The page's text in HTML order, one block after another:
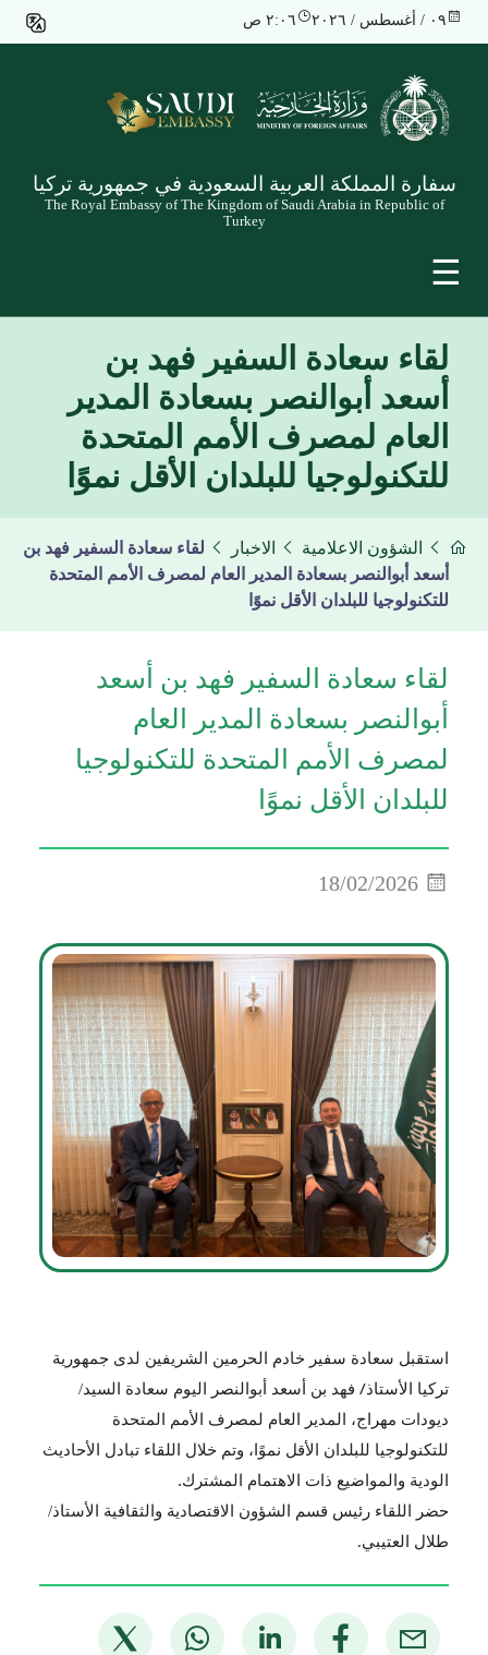
٠٩ / أغسطس / ٢٠٢٦ ٢:٠٦ ص
سفارة المملكة العربية السعودية في جمهورية تركيا
The Royal Embassy of The Kingdom of Saudi Arabia in Republic of
Turkey
☰
لقاء سعادة السفير فهد بن
أسعد أبوالنصر بسعادة المدير
العام لمصرف الأمم المتحدة
للتكنولوجيا للبلدان الأقل نموًا
الشؤون الاعلامية الاخبار
لقاء سعادة السفير فهد بن
أسعد أبوالنصر بسعادة المدير العام لمصرف الأمم المتحدة
للتكنولوجيا للبلدان الأقل نموًا
استقبل سعادة سفير خادم الحرمين الشريفين لدى جمهورية
تركيا الأستاذ/ فهد بن أسعد أبوالنصر اليوم سعادة السيد/
ديودات مهراج، المدير العام لمصرف الأمم المتحدة
للتكنولوجيا للبلدان الأقل نموًا، وتم خلال اللقاء تبادل الأحاديث
الودية والمواضيع ذات الاهتمام المشترك.
‏حضر اللقاء رئيس قسم الشؤون الاقتصادية والثقافية الأستاذ/
طلال العتيبي.
18/02/2026
لقاء سعادة السفير فهد بن أسعد
أبوالنصر بسعادة المدير العام
لمصرف الأمم المتحدة للتكنولوجيا
للبلدان الأقل نموًا